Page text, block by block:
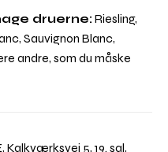
druerne:Riesling,
Sauvignon Blanc,
andre, som du måske
5, 19. sal,